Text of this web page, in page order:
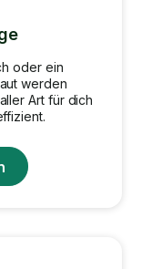
oder ein
werden
Art für dich